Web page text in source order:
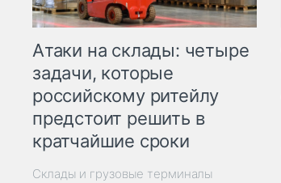
Атаки на склады: четыре
задачи, которые
российскому ритейлу
предстоит решить в
кратчайшие сроки
Склады и грузовые терминалы